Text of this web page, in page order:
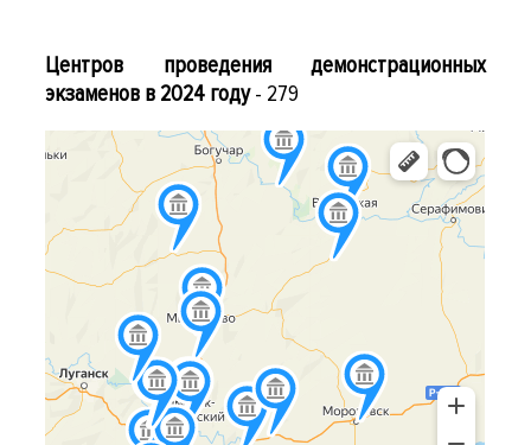
Центров проведения демонстрационных
экзаменов в 2024 году- 279